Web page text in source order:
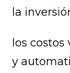
la
los costos
y